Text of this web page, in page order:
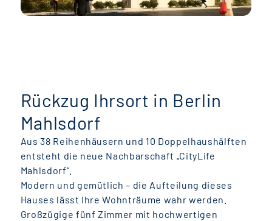
Rückzug Ihrsort in Berlin
Mahlsdorf
Aus 38 Reihenhäusern und 10 Doppelhaushälften
entsteht die neue Nachbarschaft „CityLife
Mahlsdorf“.
Modern und gemütlich – die Aufteilung dieses
Hauses lässt Ihre Wohnträume wahr werden.
Großzügige fünf Zimmer mit hochwertigen